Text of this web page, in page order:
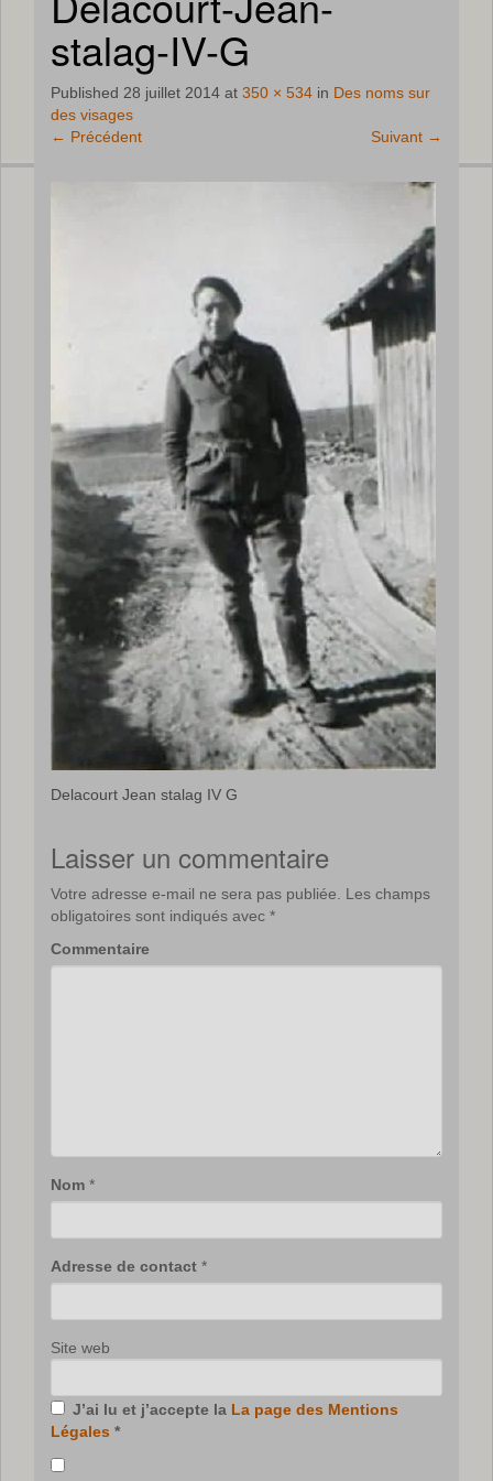
stalag-IV-G
Published 28 juillet 2014 at 350 × 534 in Des noms sur
des visages
← Précédent Suivant →
Delacourt Jean stalag IV G
Laisser un commentaire
Votre adresse e-mail ne sera pas publiée.
Les champs
obligatoires sont indiqués avec *
Commentaire
Nom *
Adresse de contact *
Site web
J’ai lu et j’accepte la La page des Mentions
Légales *